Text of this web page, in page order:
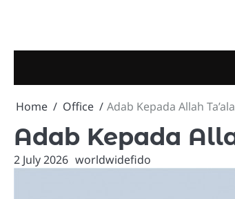
Home Office Adab Kepada Allah
Adab Kepada
2 July 2026 worldwidefido